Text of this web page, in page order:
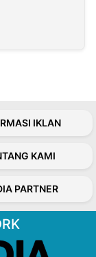
IKLAN
KAMI
PARTNER